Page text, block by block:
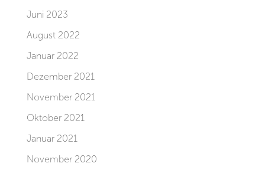
Juni 2023
August 2022
Januar 2022
Dezember 2021
November 2021
Oktober 2021
Januar 2021
November 2020